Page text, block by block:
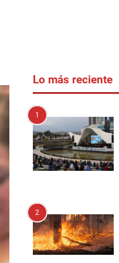
Lo más reciente
1
2